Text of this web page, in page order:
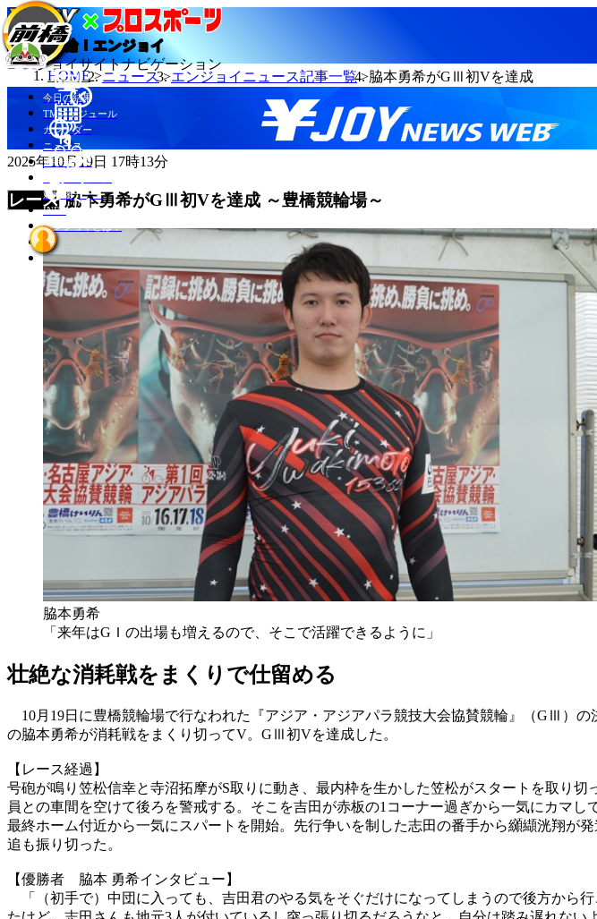
当たる競輪！エンジョイ
エンジョイサイトナビゲーション
今日の結果
TMスケジュール
カレンダー
ニュース
選手データ
競輪場データ
INFO
エンジョイとは？
HOME ニュース エンジョイニュース記事一覧 脇本勇希がGⅢ初Vを達成
2025年10月19日 17時13分
脇本勇希がGⅢ初Vを達成 ～豊橋競輪場～
脇本勇希
「来年はGＩの出場も増えるので、そこで活躍できるように」
壮絶な消耗戦をまくりで仕留める
10月19日に豊橋競輪場で行なわれた『アジア・アジアパラ競技大会協賛競輪』（GⅢ）
の脇本勇希が消耗戦をまくり切ってV。GⅢ初Vを達成した。
【レース経過】
号砲が鳴り笠松信幸と寺沼拓摩がS取りに動き、最内枠を生かした笠松がスタートを取り
員との車間を空けて後ろを警戒する。そこを吉田が赤板の1コーナー過ぎから一気にカマ
最終ホーム付近から一気にスパートを開始。先行争いを制した志田の番手から纐纈洸翔が
追も振り切った。
【優勝者 脇本 勇希インタビュー】
「（初手で）中団に入っても、吉田君のやる気をそぐだけになってしまうので後方から